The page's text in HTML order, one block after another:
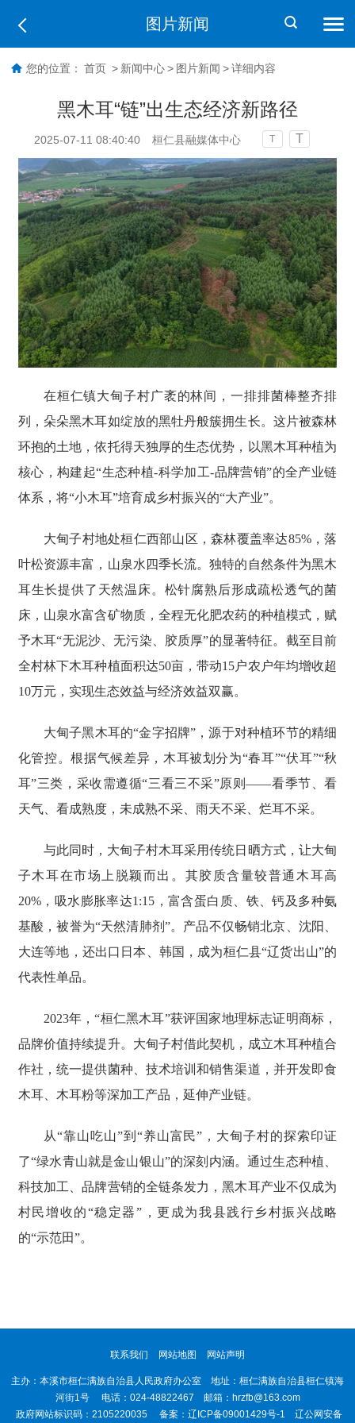
图片新闻
您的位置： 首页 > 新闻中心 > 图片新闻 > 详细内容
黑木耳“链”出生态经济新路径
2025-07-11 08:40:40 桓仁县融媒体中心 T T
在桓仁镇大甸子村广袤的林间，一排排菌棒整齐排
列，朵朵黑木耳如绽放的黑牡丹般簇拥生长。这片被森林
环抱的土地，依托得天独厚的生态优势，以黑木耳种植为
核心，构建起“生态种植-科学加工-品牌营销”的全产业链
体系，将“小木耳”培育成乡村振兴的“大产业”。
大甸子村地处桓仁西部山区，森林覆盖率达85%，落
叶松资源丰富，山泉水四季长流。独特的自然条件为黑木
耳生长提供了天然温床。松针腐熟后形成疏松透气的菌
床，山泉水富含矿物质，全程无化肥农药的种植模式，赋
予木耳“无泥沙、无污染、胶质厚”的显著特征。截至目前
全村林下木耳种植面积达50亩，带动15户农户年均增收超
10万元，实现生态效益与经济效益双赢。
大甸子黑木耳的“金字招牌”，源于对种植环节的精细
化管控。根据气候差异，木耳被划分为“春耳”“伏耳”“秋
耳”三类，采收需遵循“三看三不采”原则——看季节、看
天气、看成熟度，未成熟不采、雨天不采、烂耳不采。
与此同时，大甸子村木耳采用传统日晒方式，让大甸
子木耳在市场上脱颖而出。其胶质含量较普通木耳高
20%，吸水膨胀率达1:15，富含蛋白质、铁、钙及多种氨
基酸，被誉为“天然清肺剂”。产品不仅畅销北京、沈阳、
大连等地，还出口日本、韩国，成为桓仁县“辽货出山”的
代表性单品。
2023年，“桓仁黑木耳”获评国家地理标志证明商标，
品牌价值持续提升。大甸子村借此契机，成立木耳种植合
作社，统一提供菌种、技术培训和销售渠道，并开发即食
木耳、木耳粉等深加工产品，延伸产业链。
从“靠山吃山”到“养山富民”，大甸子村的探索印证
了“绿水青山就是金山银山”的深刻内涵。通过生态种植、
科技加工、品牌营销的全链条发力，黑木耳产业不仅成为
村民增收的“稳定器”，更成为我县践行乡村振兴战略
的“示范田”。
联系我们 网站地图 网站声明
主办：本溪市桓仁满族自治县人民政府办公室 地址：桓仁满族自治县桓仁镇海
河街1号 电话：024-48822467 邮箱：hrzfb@163.com
政府网站标识码：2105220035 备案： 辽ICP备09001429号-1 辽公网安备